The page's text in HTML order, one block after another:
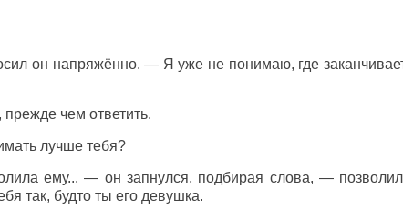
он напряжённо. — Я уже не понимаю, где
чем ответить.
лучше тебя?
ему... — он запнулся, подбирая слова, —
так, будто ты его девушка.